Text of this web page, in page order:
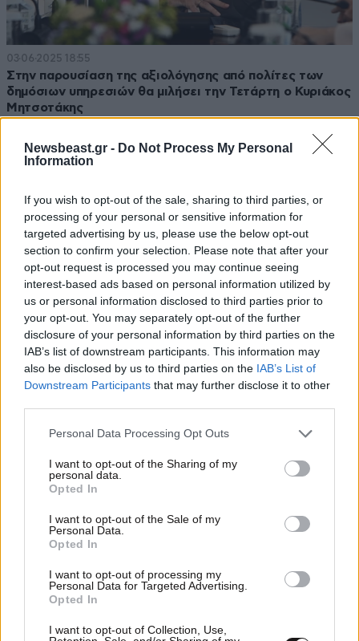
Newsbeast.gr - Do Not Process My Personal
Information
If you wish to opt-out of the sale, sharing to third parties, or
processing of your personal or sensitive information for
targeted advertising by us, please use the below opt-out
section to confirm your selection. Please note that after your
opt-out request is processed you may continue seeing
interest-based ads based on personal information utilized by
us or personal information disclosed to third parties prior to
your opt-out. You may separately opt-out of the further
disclosure of your personal information by third parties on the
IAB’s list of downstream participants. This information may
also be disclosed by us to third parties on the IAB’s List of
Downstream Participants that may further disclose it to other
Please note that this website/app uses one or more Google
not limited to your visit or usage behaviour. You may click to
grant or deny consent to Google and its third-party tags to
use your data for below specified purposes in below Google
consent section.
Personal Data Processing Opt Outs
I want to opt-out of the Sharing of my
personal data.
Opted In
I want to opt-out of the Sale of my
Personal Data.
Opted In
I want to opt-out of processing my
Personal Data for Targeted Advertising.
Opted In
I want to opt-out of Collection, Use,
03·06·2025 18:55
Στην παρουσίαση της αξιολόγησης από πολίτες των
δημόσιων υπηρεσιών θα μιλήσει την Τετάρτη ο Κυριάκος
Μητσοτάκης
02·06·2025 16:41
Προσωπικός Αριθμός: Τι πρέπει να κάνετε για να τον
εκδώσετε – Ερωτήσεις και απαντήσεις